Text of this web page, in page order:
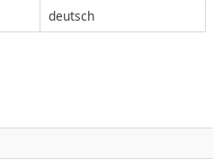
deutsch